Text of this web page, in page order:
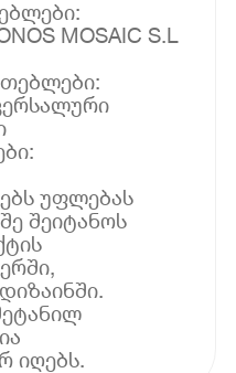
MOSAIC S.L
უფლებას
შეიტანოს
იღებს.